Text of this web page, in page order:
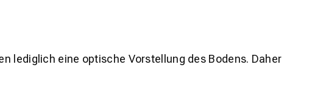
lediglich eine optische Vorstellung des Bodens. Daher